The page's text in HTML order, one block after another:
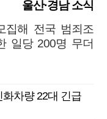
울산·경남 소식
집해 전국 범죄조
일당 200명 무더
차량 22대 긴급